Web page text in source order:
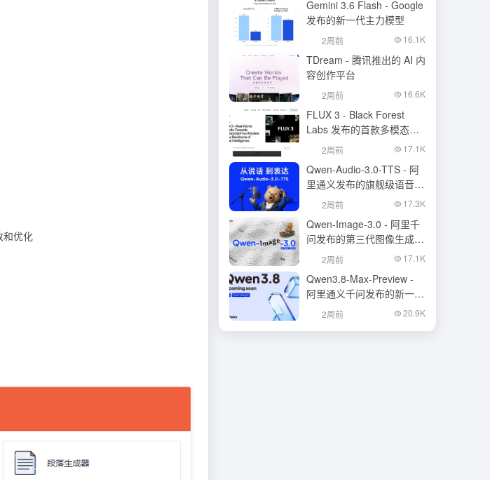
和优化
Gemini 3.6 Flash - Google
发布的新一代主力模型
2周前 16.1K
TDream - 腾讯推出的 AI 内
容创作平台
2周前 16.6K
FLUX 3 - Black Forest
Labs 发布的首款多模态基
础模型
2周前 17.1K
Qwen-Audio-3.0-TTS - 阿
里通义发布的旗舰级语音合
成大模型
2周前 17.3K
Qwen-Image-3.0 - 阿里千
问发布的第三代图像生成基
础模型
2周前 17.1K
Qwen3.8-Max-Preview -
阿里通义千问发布的新一代
旗舰大模型
2周前 20.9K